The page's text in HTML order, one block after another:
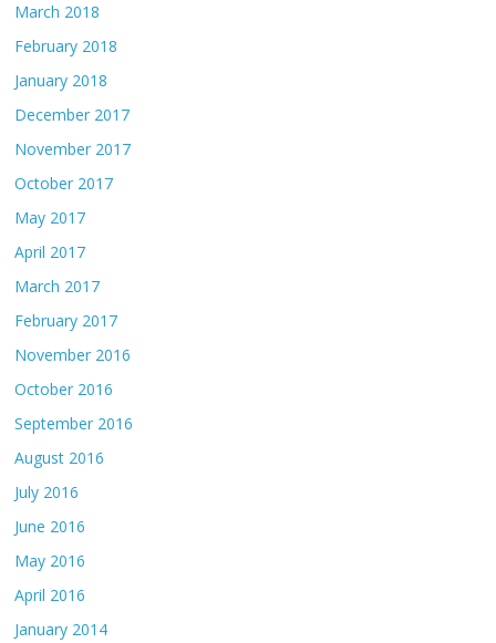
March 2018
February 2018
January 2018
December 2017
November 2017
October 2017
May 2017
April 2017
March 2017
February 2017
November 2016
October 2016
September 2016
August 2016
July 2016
June 2016
May 2016
April 2016
January 2014